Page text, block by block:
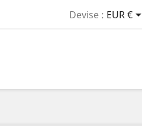
Devise : EUR €